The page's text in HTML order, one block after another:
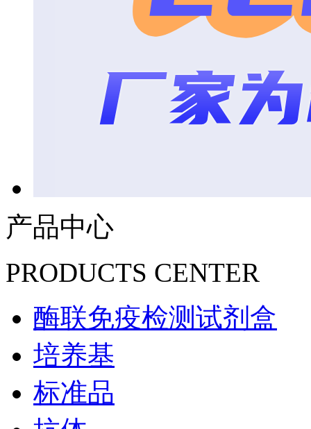
产品中心
PRODUCTS CENTER
酶联免疫检测试剂盒
培养基
标准品